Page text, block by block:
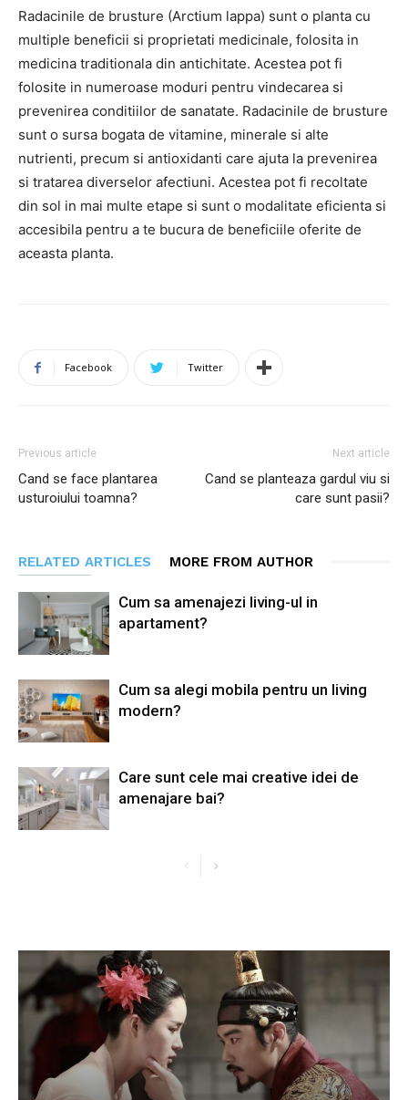
Radacinile de brusture (Arctium lappa) sunt o planta cu
multiple beneficii si proprietati medicinale, folosita in
medicina traditionala din antichitate. Acestea pot fi
folosite in numeroase moduri pentru vindecarea si
prevenirea conditiilor de sanatate. Radacinile de brusture
sunt o sursa bogata de vitamine, minerale si alte
nutrienti, precum si antioxidanti care ajuta la prevenirea
si tratarea diverselor afectiuni. Acestea pot fi recoltate
din sol in mai multe etape si sunt o modalitate eficienta si
accesibila pentru a te bucura de beneficiile oferite de
aceasta planta.
Facebook Twitter
Previous article
Cand se face plantarea
usturoiului toamna?
Next article
Cand se planteaza gardul viu si
care sunt pasii?
RELATED ARTICLES MORE FROM AUTHOR
Cum sa amenajezi living-ul in
apartament?
Cum sa alegi mobila pentru un living
modern?
Care sunt cele mai creative idei de
amenajare bai?